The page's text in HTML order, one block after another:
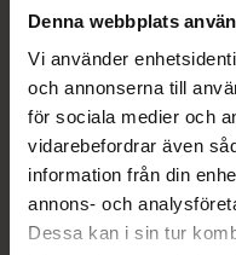
Denna webbplats
Vi använder
och annonserna till
för sociala medier och
vidarebefordrar även
information från din
annons- och
Dessa kan i sin tur
fuktigt hår.
Jämförpris 2,18 kr/
EAN:
Kategorier:
HårserumHårvård